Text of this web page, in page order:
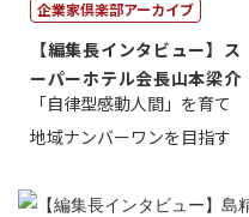
企業家倶楽部アーカイブ
【編集長インタビュー】ス
ーパーホテル会長山本梁介
「自律型感動人間」を育て
地域ナンバーワンを目指す